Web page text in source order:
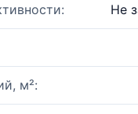
Не
м²: